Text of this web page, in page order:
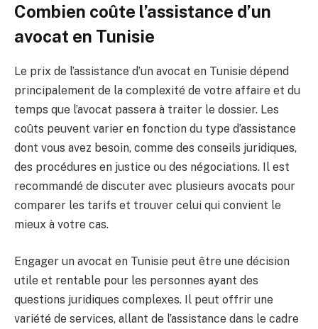
Combien coûte l’assistance d’un
avocat en Tunisie
Le prix de l’assistance d’un avocat en Tunisie dépend
principalement de la complexité de votre affaire et du
temps que l’avocat passera à traiter le dossier. Les
coûts peuvent varier en fonction du type d’assistance
dont vous avez besoin, comme des conseils juridiques,
des procédures en justice ou des négociations. Il est
recommandé de discuter avec plusieurs avocats pour
comparer les tarifs et trouver celui qui convient le
mieux à votre cas.
Engager un avocat en Tunisie peut être une décision
utile et rentable pour les personnes ayant des
questions juridiques complexes. Il peut offrir une
variété de services, allant de l’assistance dans le cadre